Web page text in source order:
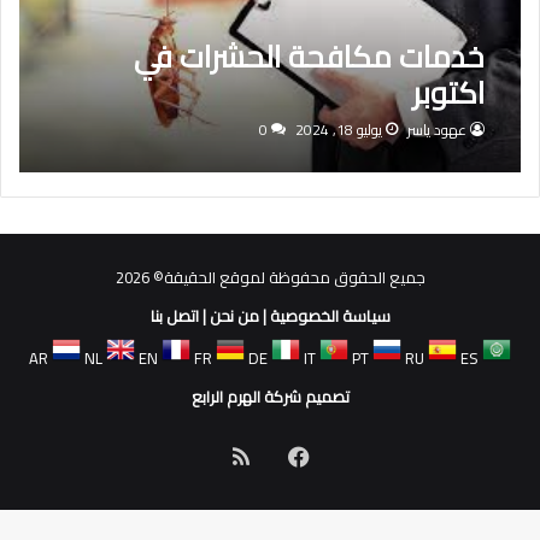
خدمات مكافحة الحشرات في
اكتوبر
عهود ياسر يوليو 18, 2024 0
جميع الحقوق محفوظة لموقع الحقيقة© 2026
سياسة الخصوصية|من نحن|اتصل بنا
AR
NL EN FR DE IT PT RU
ES
تصميم شركة الهرم الرابع
فيسبوك
الموقع